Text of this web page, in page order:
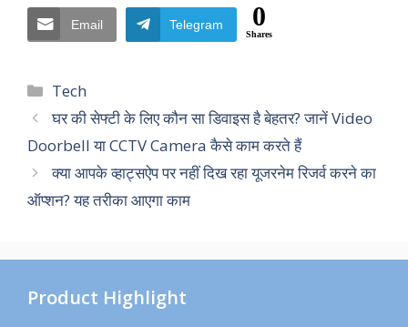
Email Telegram 0
Shares
Categories
Tech
घर की सेफ्टी के लिए कौन सा डिवाइस है बेहतर? जानें Video
Doorbell या CCTV Camera कैसे काम करते हैं
क्या आपके व्हाट्सऐप पर नहीं दिख रहा यूजरनेम रिजर्व करने का
ऑप्शन? यह तरीका आएगा काम
Product Highlight